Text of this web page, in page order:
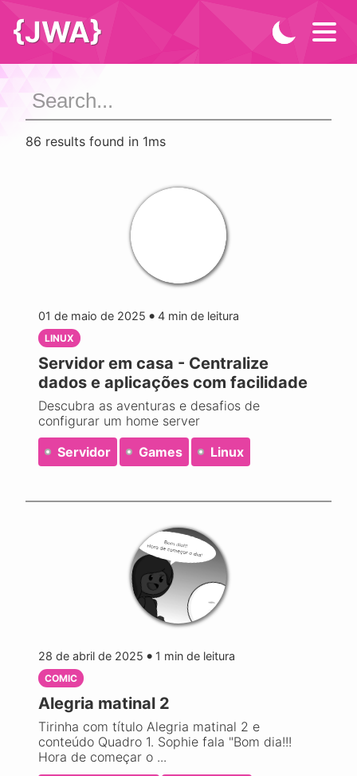
{JWA}
86 results found in 1ms
01 de maio de 2025 ● 4 min de leitura
LINUX
Servidor em casa - Centralize
dados e aplicações com facilidade
Descubra as aventuras e desafios de
configurar um home server
Servidor
Games Linux
28 de abril de 2025 ● 1 min de leitura
COMIC
Alegria matinal 2
Tirinha com título Alegria matinal 2 e
conteúdo Quadro 1. Sophie fala "Bom dia!!!
Hora de começar o ...